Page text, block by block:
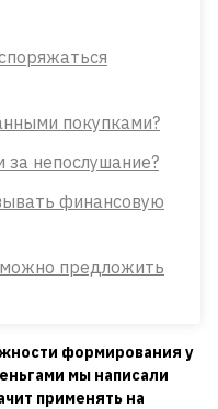
покупками?
непослушание?
финансовую
предложить
формирования у
мы написали
применять на